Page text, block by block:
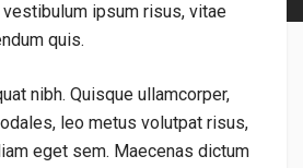
ipsum risus, vitae
quis.
nibh. Quisque ullamcorper,
leo metus volutpat risus,
eget sem. Maecenas dictum